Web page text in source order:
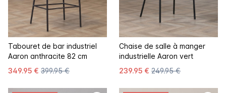
Tabouret de bar industriel
Aaron anthracite 82 cm
349.95 € 399.95 €
Chaise de salle à manger
industrielle Aaron vert
239.95 € 249.95 €